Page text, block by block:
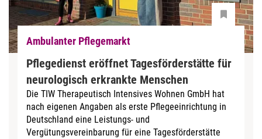
Ambulanter Pflegemarkt
Pflegedienst eröffnet Tagesförderstätte für
neurologisch erkrankte Menschen
Die TIW Therapeutisch Intensives Wohnen GmbH hat
nach eigenen Angaben als erste Pflegeeinrichtung in
Deutschland eine Leistungs- und
Vergütungsvereinbarung für eine Tagesförderstätte